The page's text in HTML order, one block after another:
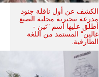
الكشف عن أول ناقلة جنود
مدرعة نيجيرية محلية الصنع
أطلق عليها اسم "تين -
غالين" المستمد من اللغة
الطارقية.